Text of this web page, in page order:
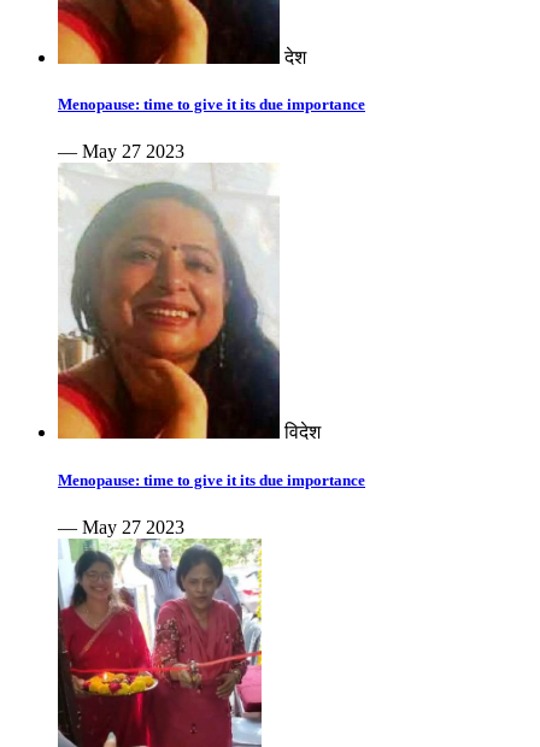
देश
Menopause: time to give it its due importance
— May 27 2023
विदेश
Menopause: time to give it its due importance
— May 27 2023